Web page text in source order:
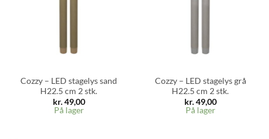
Cozzy – LED stagelys sand
H22.5 cm 2 stk.
kr.49,00
På lager
Cozzy – LED stagelys grå
H22.5 cm 2 stk.
kr.49,00
På lager